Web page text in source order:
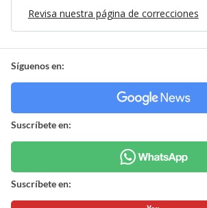
Revisa nuestra página de correcciones
Síguenos en:
Suscríbete en:
Suscríbete en: